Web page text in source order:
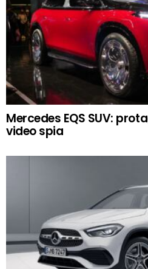
Mercedes EQS SUV:
video spia